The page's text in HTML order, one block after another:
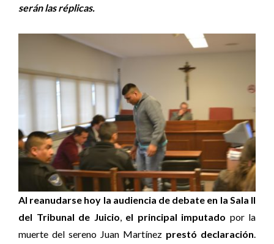
serán las réplicas.
Al reanudarse hoy la audiencia de debate en la Sala II
del Tribunal de Juicio, el principal imputado por la
muerte del sereno Juan Martínez prestó declaración.